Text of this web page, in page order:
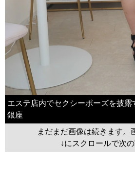
エステ店内でセクシーポーズを披露
銀座
まだまだ画像は続きます。
↓にスクロールで次